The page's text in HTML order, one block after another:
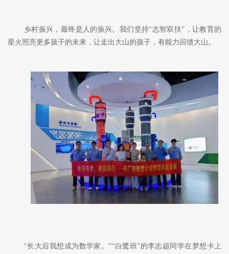
乡村振兴，最终是人的振兴。我们坚持“志智双扶”，让教育的
星火照亮更多孩子的未来，让走出大山的孩子，有能力回馈大山。
“长大后我想成为数学家。”“白鹭班”的李志超 同学在梦想卡上